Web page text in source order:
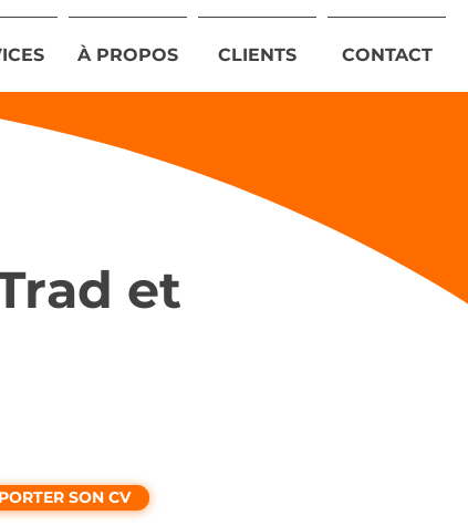
À PROPOS CLIENTS CONTACT
et
SON CV